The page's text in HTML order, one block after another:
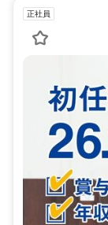
正社員